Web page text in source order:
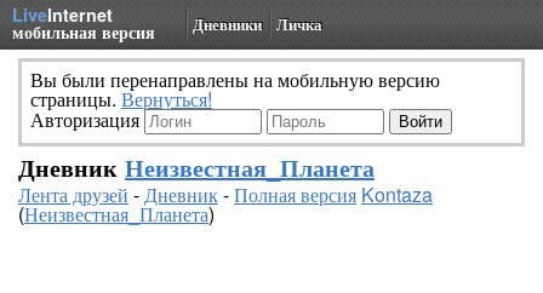
LiveInternet
мобильная версия Дневники Личка
Вы были перенаправлены на мобильную версию
страницы. Вернуться!
Авторизация
Дневник Неизвестная_Планета
Лента друзей -Дневник-Полная версия Kontaza
(Неизвестная_Планета)